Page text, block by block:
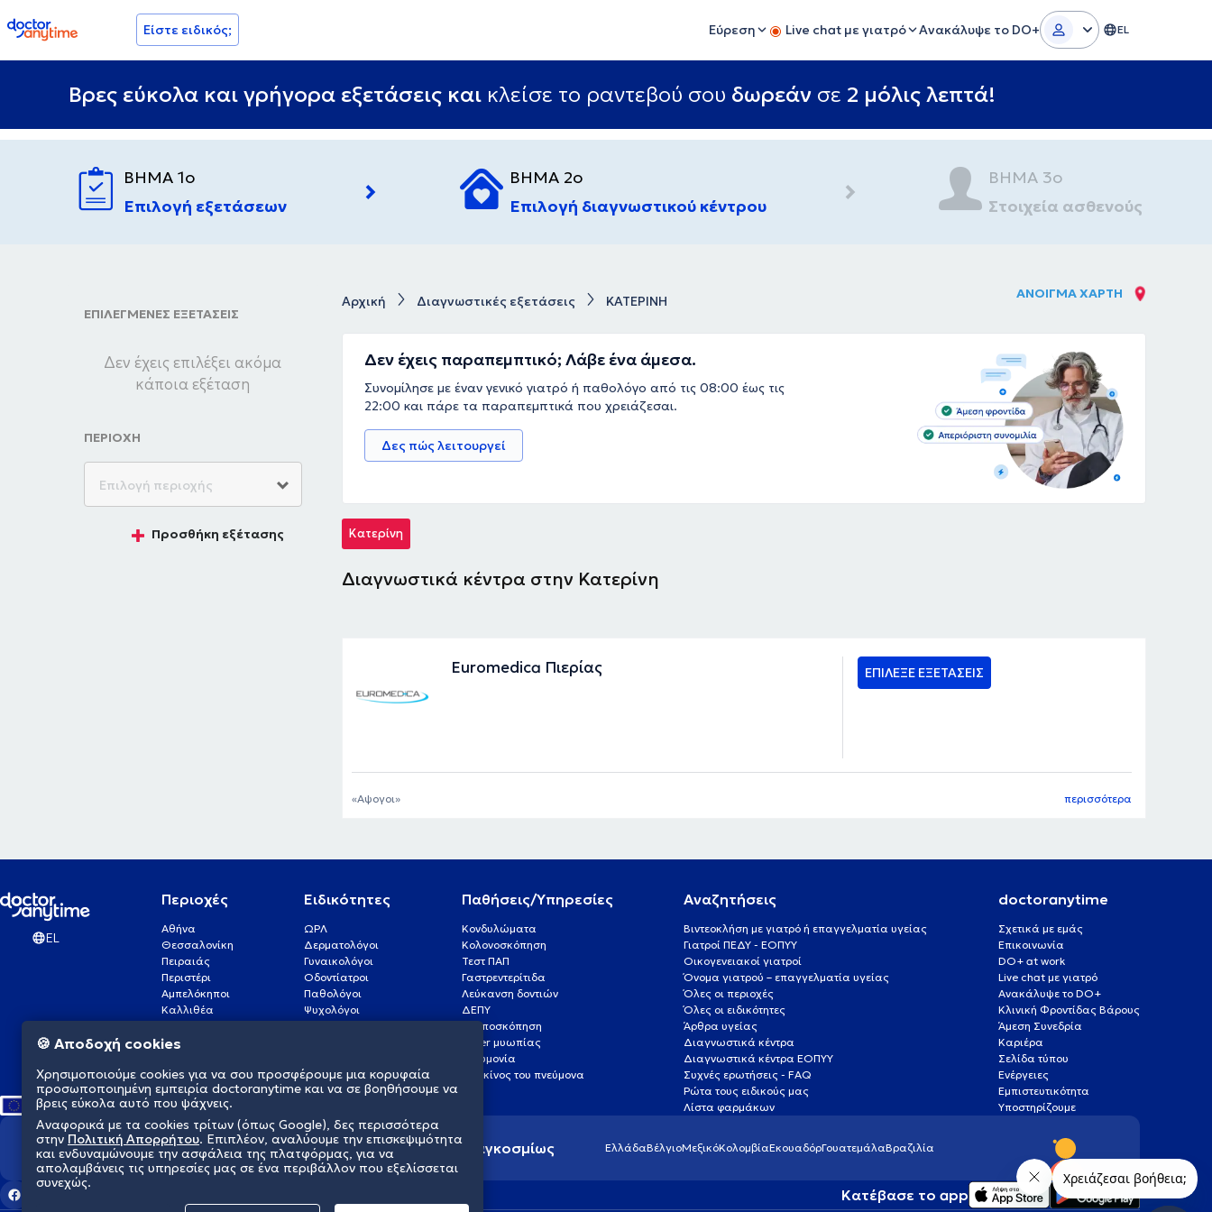
doctoranytime Είστε ειδικός; Εύρεση Live chat με γιατρό Ανακάλυψε το DO+ EL
Βρες εύκολα και γρήγορα εξετάσεις και κλείσε το ραντεβού σου δωρεάν σε 2 μόλις λεπτά!
ΒΗΜΑ 1ο
Επιλογή εξετάσεων
ΒΗΜΑ 2ο
Επιλογή διαγνωστικού κέντρου
ΒΗΜΑ 3ο
Στοιχεία ασθενούς
ΕΠΙΛΕΓΜΕΝΕΣ ΕΞΕΤΑΣΕΙΣ
Δεν έχεις επιλέξει ακόμα
κάποια εξέταση
ΠΕΡΙΟΧΗ
Προσθήκη εξέτασης
Αρχική Διαγνωστικές εξετάσεις ΚΑΤΕΡΙΝΗ ΑΝΟΙΓΜΑ ΧΑΡΤΗ
Δεν έχεις παραπεμπτικό; Λάβε ένα άμεσα.
Συνομίλησε με έναν γενικό γιατρό ή παθολόγο από τις 08:00 έως τις
22:00 και πάρε τα παραπεμπτικά που χρειάζεσαι.
Δες πώς λειτουργεί
Κατερίνη
Διαγνωστικά κέντρα στην Κατερίνη
Euromedica Πιερίας ΕΠΙΛΕΞΕ ΕΞΕΤΑΣΕΙΣ
Αψογοι περισσότερα
EL
Περιοχές
Αθήνα
Θεσσαλονίκη
Πειραιάς
Περιστέρι
Αμπελόκηποι
Καλλιθέα
Γλυφάδα
Νέα Σμύρνη
Ειδικότητες
ΩΡΛ
Δερματολόγοι
Γυναικολόγοι
Οδοντίατροι
Παθολόγοι
Ψυχολόγοι
Καρδιολόγοι
Παθήσεις/Υπηρεσίες
Κονδυλώματα
Κολονοσκόπηση
Τεστ ΠΑΠ
Γαστρεντερίτιδα
Λεύκανση δοντιών
ΔΕΠΥ
Κολποσκόπηση
Laser μυωπίας
Πνευμονία
Καρκίνος του πνεύμονα
Αναζητήσεις
Βιντεοκλήση με γιατρό ή επαγγελματία υγείας
Γιατροί ΠΕΔΥ - ΕΟΠΥΥ
Οικογενειακοί γιατροί
Όνομα γιατρού – επαγγελματία υγείας
Όλες οι περιοχές
Όλες οι ειδικότητες
Άρθρα υγείας
Διαγνωστικά κέντρα
Διαγνωστικά κέντρα ΕΟΠΥΥ
Συχνές ερωτήσεις - FAQ
Ρώτα τους ειδικούς μας
Λίστα φαρμάκων
doctoranytime
Σχετικά με εμάς
Επικοινωνία
DO+ at work
Live chat με γιατρό
Ανακάλυψε το DO+
Κλινική Φροντίδας Βάρους
Άμεση Συνεδρία
Καριέρα
Σελίδα τύπου
Ενέργειες
Εμπιστευτικότητα
Υποστηρίζουμε
Διαμορφώνουμε το μέλλον της υγείας παγκοσμίως ΕλλάδαΒέλγιοΜεξικόΚολομβίαΕκουαδόρΓουατεμάλαΒραζιλία
Κατέβασε το app
🍪 Αποδοχή cookies
Χρησιμοποιούμε cookies για να σου προσφέρουμε μια κορυφαία
προσωποποιημένη εμπειρία doctoranytime και να σε βοηθήσουμε να
βρεις εύκολα αυτό που ψάχνεις.
Αναφορικά με τα cookies τρίτων (όπως Google), δες περισσότερα
στην Πολιτική Απορρήτου. Επιπλέον, αναλύουμε την επισκεψιμότητα
και ενδυναμώνουμε την ασφάλεια της πλατφόρμας, για να
απολαμβάνεις τις υπηρεσίες μας σε ένα περιβάλλον που εξελίσσεται
συνεχώς.